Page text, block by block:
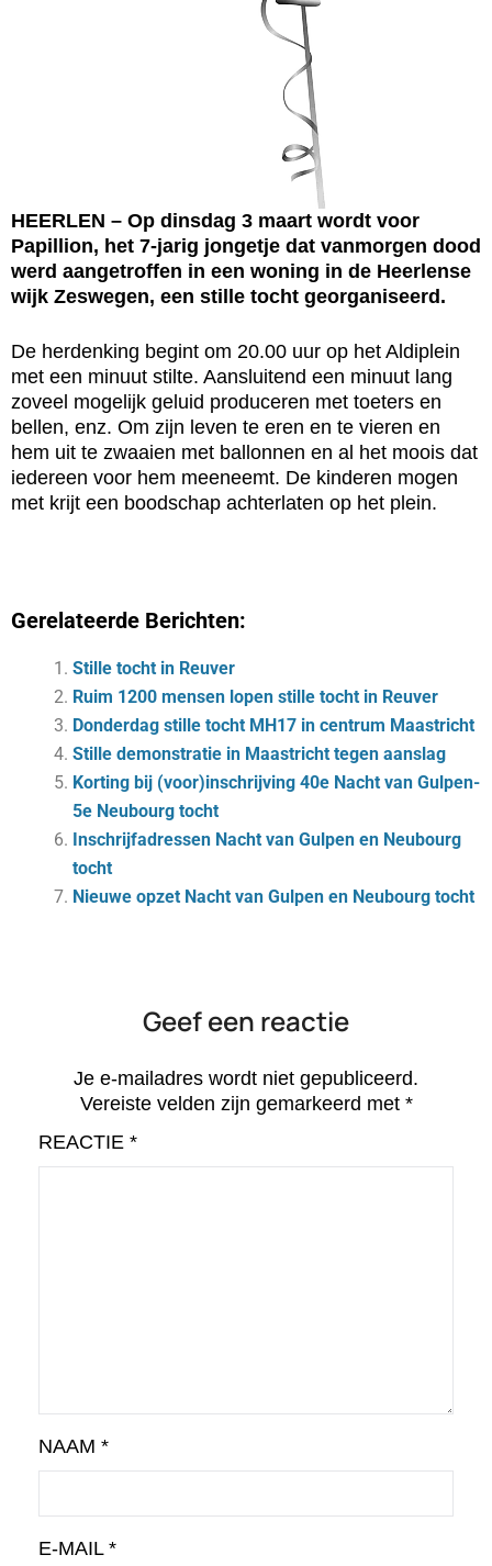
HEERLEN – Op dinsdag 3 maart wordt voor
Papillion, het 7-jarig jongetje dat vanmorgen dood
werd aangetroffen in een woning in de Heerlense
wijk Zeswegen, een stille tocht georganiseerd.
De herdenking begint om 20.00 uur op het Aldiplein
met een minuut stilte. Aansluitend een minuut lang
zoveel mogelijk geluid produceren met toeters en
bellen, enz. Om zijn leven te eren en te vieren en
hem uit te zwaaien met ballonnen en al het moois dat
iedereen voor hem meeneemt. De kinderen mogen
met krijt een boodschap achterlaten op het plein.
Gerelateerde Berichten:
Stille tocht in Reuver
Ruim 1200 mensen lopen stille tocht in Reuver
Donderdag stille tocht MH17 in centrum Maastricht
Stille demonstratie in Maastricht tegen aanslag
Korting bij (voor)inschrijving 40e Nacht van Gulpen-
5e Neubourg tocht
Inschrijfadressen Nacht van Gulpen en Neubourg
tocht
Nieuwe opzet Nacht van Gulpen en Neubourg tocht
Geef een reactie
Je e-mailadres wordt niet gepubliceerd.
Vereiste velden zijn gemarkeerd met *
REACTIE *
NAAM *
E-MAIL *